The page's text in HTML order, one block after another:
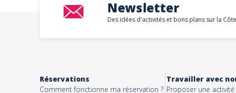
Newsletter
Des idées d'activités et bons plans sur la
Réservations
Comment fonctionne ma réservation ?
Travailler avec
Proposer une activité